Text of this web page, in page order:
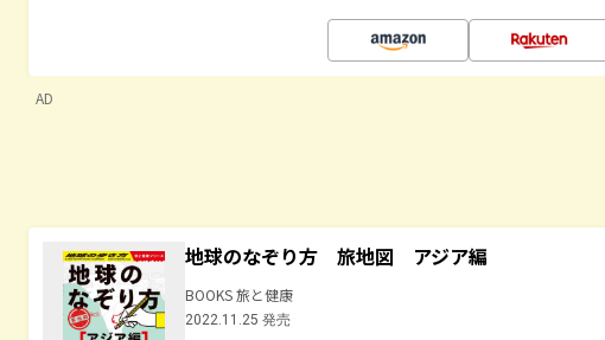
AD
地球のなぞり方 旅地図 アジア編
BOOKS 旅と健康
2022.11.25 発売